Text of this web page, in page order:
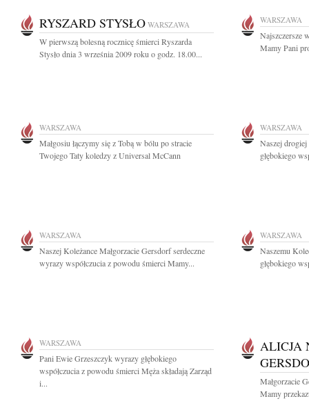
RYSZARD STYSŁO WARSZAWA
W pierwszą bolesną rocznicę śmierci Ryszarda
Stysło dnia 3 września 2009 roku o godz. 18.00...
WARSZAWA
Najszczersze
Mamy Pani
WARSZAWA
Małgosiu łączymy się z Tobą w bólu po stracie
Twojego Taty koledzy z Universal McCann
WARSZAWA
Naszej
głębokiego
WARSZAWA
Naszej Koleżance Małgorzacie Gersdorf serdeczne
wyrazy współczucia z powodu śmierci Mamy...
WARSZAWA
Naszemu
głębokiego
WARSZAWA
Pani Ewie Grzeszczyk wyrazy głębokiego
współczucia z powodu śmierci Męża składają Zarząd
i...
ALICJA
Małgorzacie
Mamy